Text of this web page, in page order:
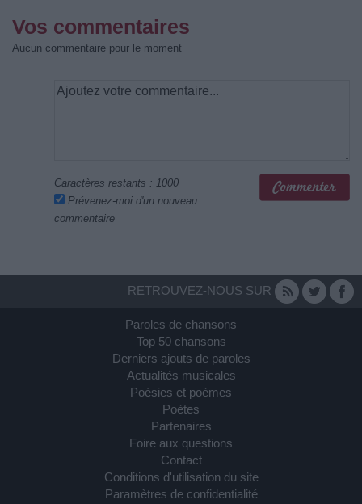
Vos commentaires
Aucun commentaire pour le moment
Caractères restants : 1000
Prévenez-moi d'un nouveau
commentaire
RETROUVEZ-NOUS SUR
Paroles de chansons
Top 50 chansons
Derniers ajouts de paroles
Actualités musicales
Poésies et poèmes
Poètes
Partenaires
Foire aux questions
Contact
Conditions d'utilisation du site
Paramètres de confidentialité